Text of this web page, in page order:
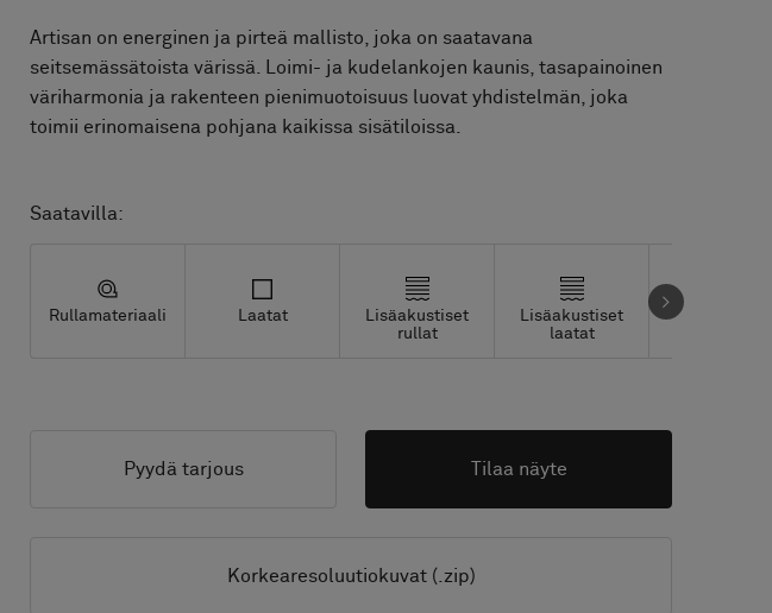
Artisan on energinen ja pirteä mallisto, joka on saatavana
seitsemässätoista värissä. Loimi- ja kudelankojen kaunis, tasapainoinen
väriharmonia ja rakenteen pienimuotoisuus luovat yhdistelmän, joka
toimii erinomaisena pohjana kaikissa sisätiloissa.
Saatavilla:
Rullamateriaali Laatat
Lisäakustiset
rullat
Lisäakustiset
laatat
Studio Tiles
Pyydä tarjous Tilaa näyte
Korkearesoluutiokuvat (.zip)